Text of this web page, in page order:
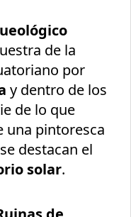
de la
por
y dentro de los
de lo que
una pintoresca
destacan el
solar.